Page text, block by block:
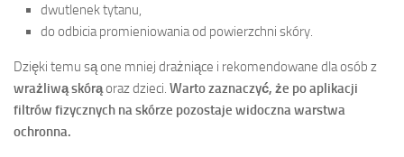
dwutlenek tytanu,
do odbicia promieniowania od powierzchni skóry.
Dzięki temu są one mniej drażniące i rekomendowane dla osób z
wrażliwą skórąoraz dzieci. Warto zaznaczyć, że po aplikacji
filtrów fizycznych na skórze pozostaje widoczna warstwa
ochronna.